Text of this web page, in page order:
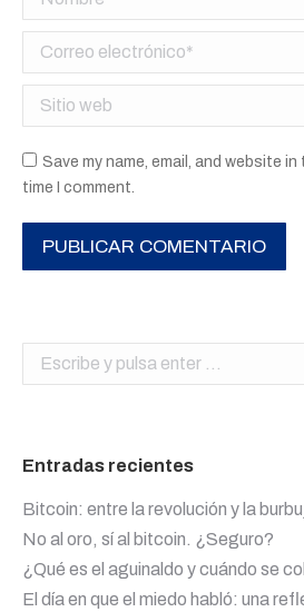
Correo electrónico *
Sitio web
Save my name, email, and website
time I comment.
PUBLICAR COMENTARIO
Buscar:
Entradas recientes
Bitcoin: entre la revolución y la
No al oro, sí al bitcoin. ¿Seguro?
¿Qué es el aguinaldo y cuándo se
El día en que el miedo habló: una